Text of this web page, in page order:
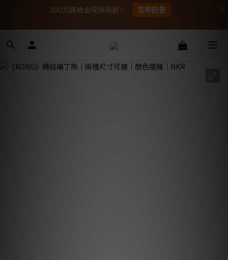
100元購物金現領現折✨ 立即註冊